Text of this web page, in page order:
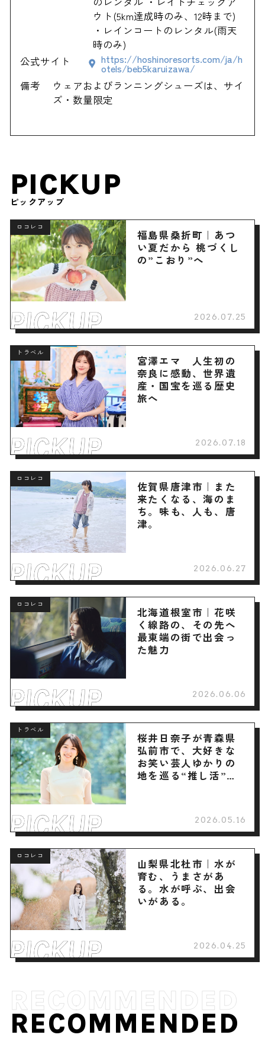
ウト(5km達成時のみ、12時まで)
・レインコートのレンタル(雨天
時のみ)
公式サイト
https://hoshinoresorts.com/ja/h
otels/beb5karuizawa/
備考
ウェアおよびランニングシューズは、サイ
ズ・数量限定
PICKUP
ピックアップ
ロコレコ
福島県桑折町｜あつ
い夏だから 桃づくし
の”こおり”へ
2026.07.25
トラベル
宮澤エマ 人生初の
奈良に感動、世界遺
産・国宝を巡る歴史
旅へ
2026.07.18
ロコレコ
佐賀県唐津市｜また
来たくなる、海のま
ち。味も、人も、唐
津。
2026.06.27
ロコレコ
北海道根室市｜花咲
く線路の、その先へ
最東端の街で出会っ
た魅力
2026.06.06
トラベル
桜井日奈子が青森県
弘前市で、大好きな
お笑い芸人ゆかりの
地を巡る“推し活”旅
2026.05.16
ロコレコ
山梨県北杜市｜水が
育む、うまさがあ
る。水が呼ぶ、出会
いがある。
2026.04.25
RECOMMENDED